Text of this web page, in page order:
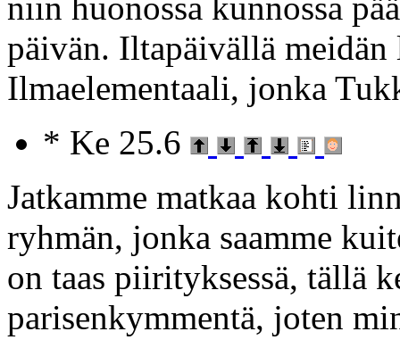
päivän. Iltapäivällä
Ilmaelementaali, jonka
* Ke 25.6
Jatkamme matkaa kohti
ryhmän, jonka saamme
on taas piirityksessä, tällä
parisenkymmentä, joten